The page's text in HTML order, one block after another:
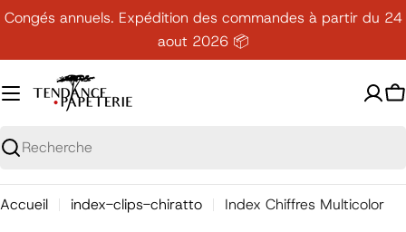
Passer
contenu
Congés annuels. Expédition des commandes à partir du 24
aout 2026 📦
Recherche
Accueil index-clips-chiratto Index Chiffres Multicolor